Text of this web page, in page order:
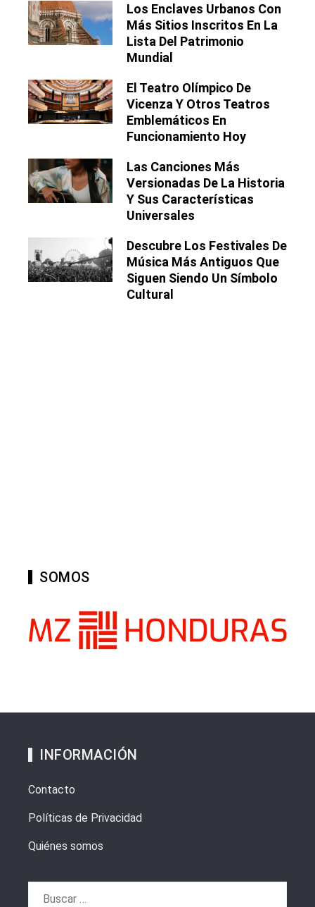
Los Enclaves Urbanos Con
Más Sitios Inscritos En La
Lista Del Patrimonio
Mundial
El Teatro Olímpico De
Vicenza Y Otros Teatros
Emblemáticos En
Funcionamiento Hoy
Las Canciones Más
Versionadas De La Historia
Y Sus Características
Universales
Descubre Los Festivales De
Música Más Antiguos Que
Siguen Siendo Un Símbolo
Cultural
SOMOS
INFORMACIÓN
Contacto
Políticas de Privacidad
Quiénes somos